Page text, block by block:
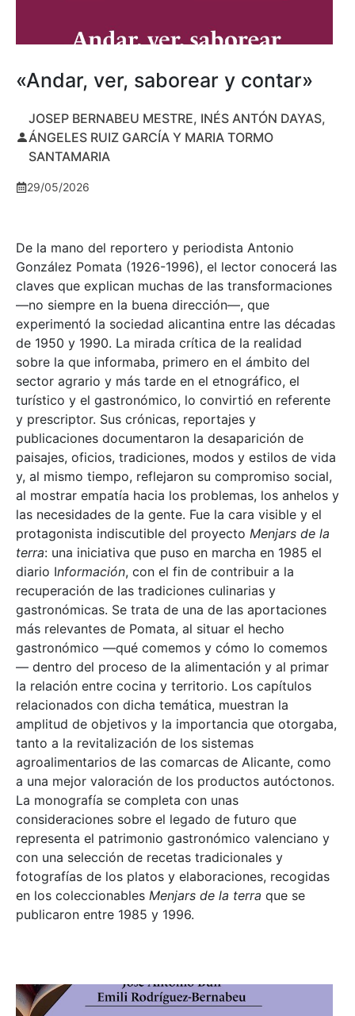
«Andar, ver, saborear y contar»
JOSEP BERNABEU MESTRE, INÉS ANTÓN DAYAS,
ÁNGELES RUIZ GARCÍA Y MARIA TORMO
SANTAMARIA
29/05/2026
De la mano del reportero y periodista Antonio
González Pomata (1926-1996), el lector conocerá las
claves que explican muchas de las transformaciones
—no siempre en la buena dirección—, que
experimentó la sociedad alicantina entre las décadas
de 1950 y 1990. La mirada crítica de la realidad
sobre la que informaba, primero en el ámbito del
sector agrario y más tarde en el etnográfico, el
turístico y el gastronómico, lo convirtió en referente
y prescriptor. Sus crónicas, reportajes y
publicaciones documentaron la desaparición de
paisajes, oficios, tradiciones, modos y estilos de vida
y, al mismo tiempo, reflejaron su compromiso social,
al mostrar empatía hacia los problemas, los anhelos y
las necesidades de la gente. Fue la cara visible y el
protagonista indiscutible del proyecto Menjars de la
terra: una iniciativa que puso en marcha en 1985 el
diario Información, con el fin de contribuir a la
recuperación de las tradiciones culinarias y
gastronómicas. Se trata de una de las aportaciones
más relevantes de Pomata, al situar el hecho
gastronómico —qué comemos y cómo lo comemos
— dentro del proceso de la alimentación y al primar
la relación entre cocina y territorio. Los capítulos
relacionados con dicha temática, muestran la
amplitud de objetivos y la importancia que otorgaba,
tanto a la revitalización de los sistemas
agroalimentarios de las comarcas de Alicante, como
a una mejor valoración de los productos autóctonos.
La monografía se completa con unas
consideraciones sobre el legado de futuro que
representa el patrimonio gastronómico valenciano y
con una selección de recetas tradicionales y
fotografías de los platos y elaboraciones, recogidas
en los coleccionables Menjars de la terra que se
publicaron entre 1985 y 1996.